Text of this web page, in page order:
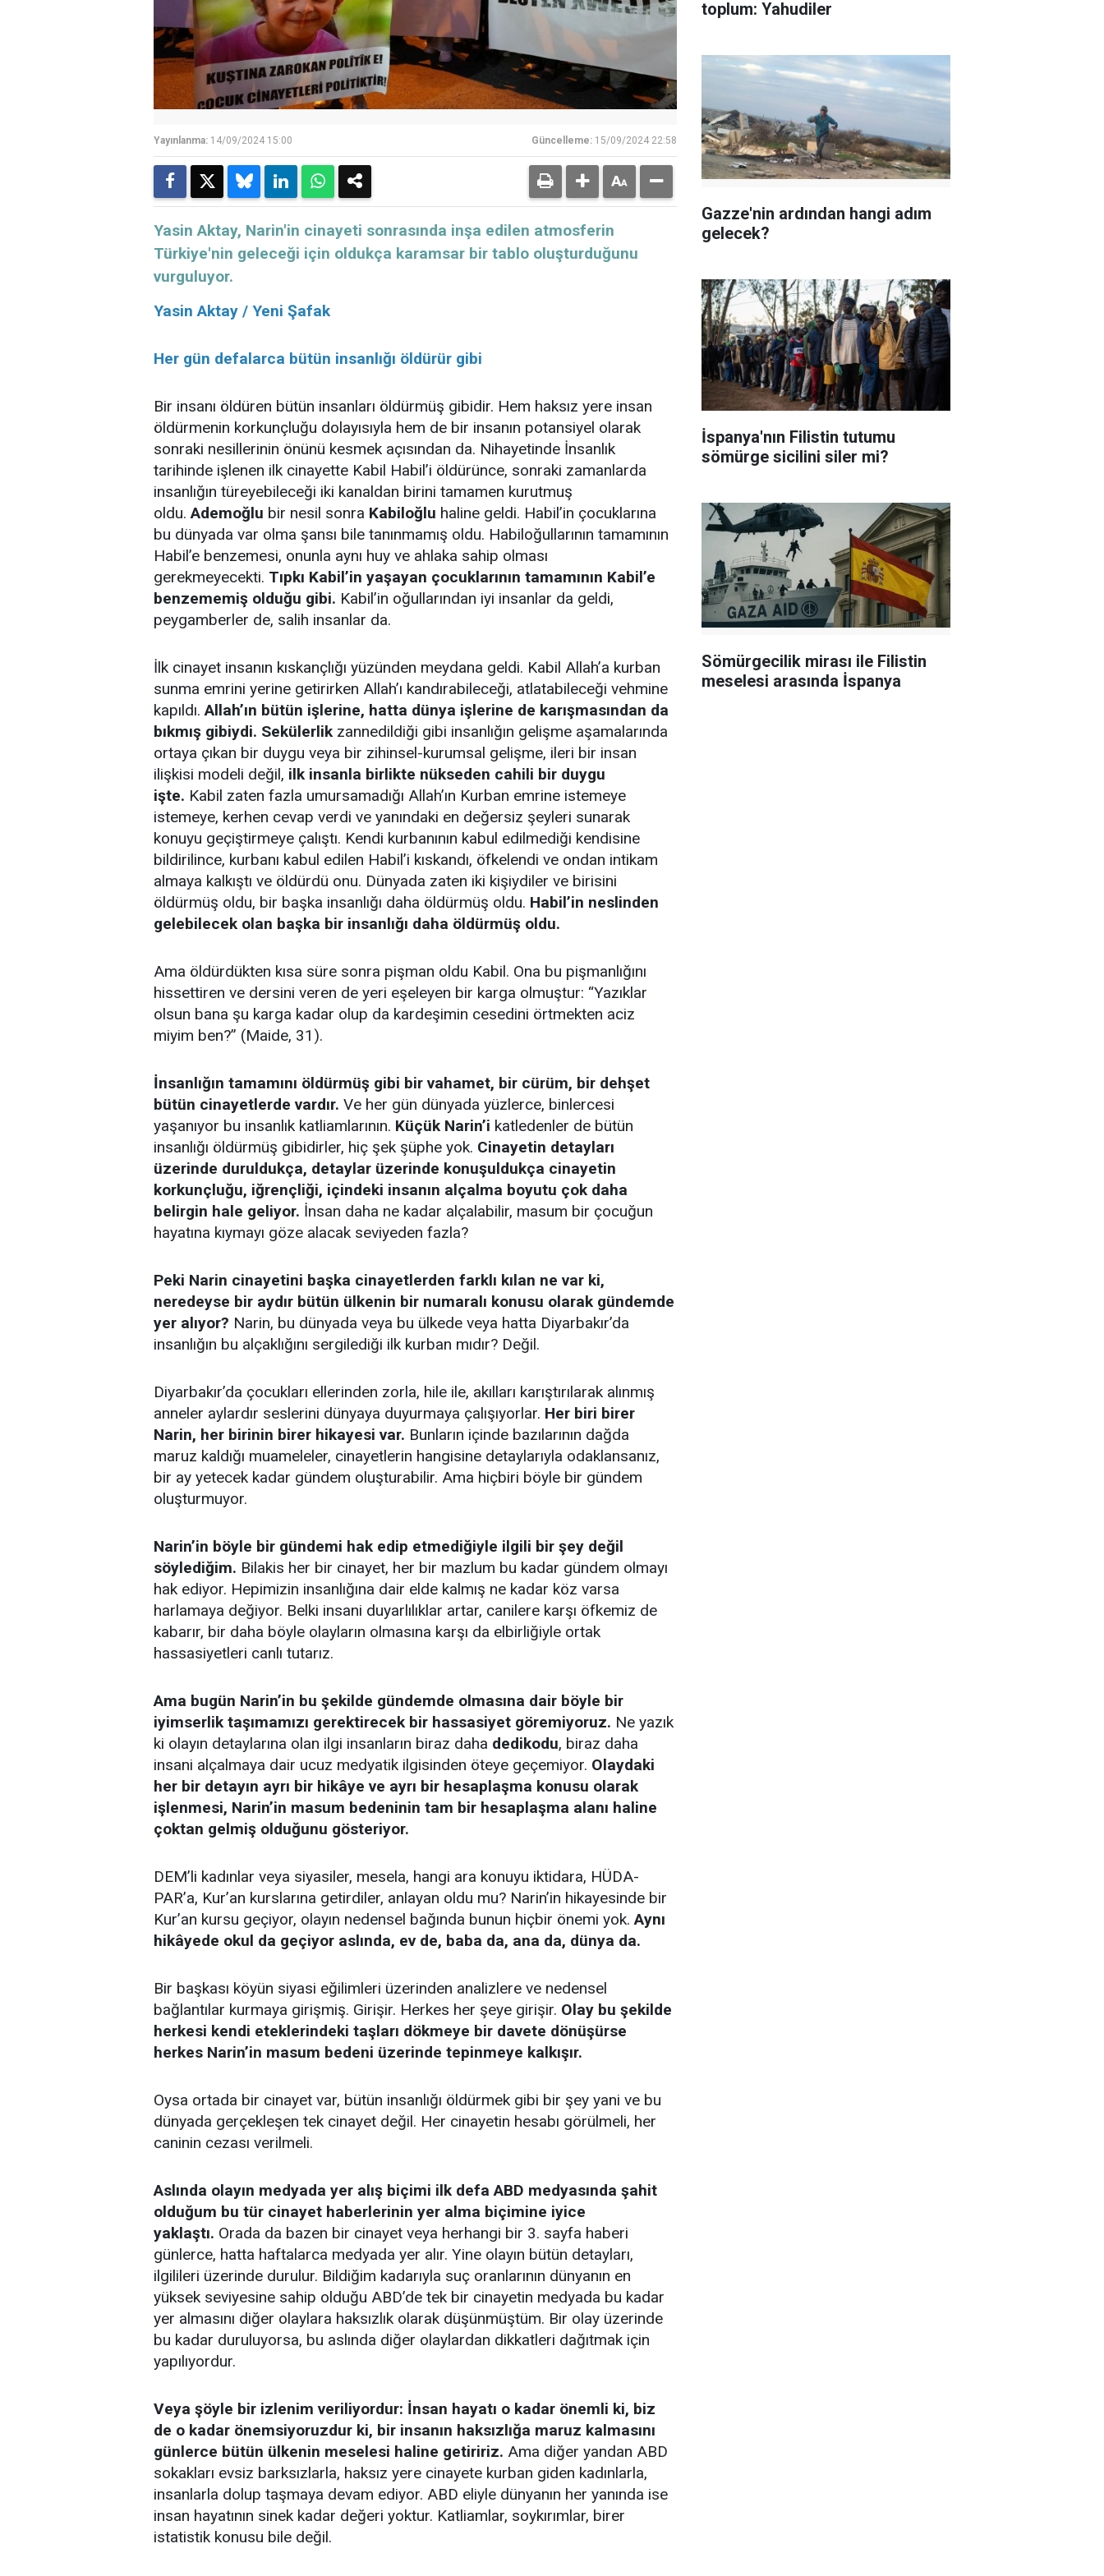
Yayınlanma: 14/09/2024 15:00 Güncelleme: 15/09/2024 22:58
Yasin Aktay, Narin'in cinayeti sonrasında inşa edilen atmosferin
Türkiye'nin geleceği için oldukça karamsar bir tablo oluşturduğunu
vurguluyor.
Yasin Aktay / Yeni Şafak
Her gün defalarca bütün insanlığı öldürür gibi
Bir insanı öldüren bütün insanları öldürmüş gibidir. Hem haksız yere insan
öldürmenin korkunçluğu dolayısıyla hem de bir insanın potansiyel olarak
sonraki nesillerinin önünü kesmek açısından da. Nihayetinde İnsanlık
tarihinde işlenen ilk cinayette Kabil Habil’i öldürünce, sonraki zamanlarda
insanlığın türeyebileceği iki kanaldan birini tamamen kurutmuş
oldu.Ademoğlu bir nesil sonra Kabiloğlu haline geldi. Habil’in çocuklarına
bu dünyada var olma şansı bile tanınmamış oldu. Habiloğullarının tamamının
Habil’e benzemesi, onunla aynı huy ve ahlaka sahip olması
gerekmeyecekti. Tıpkı Kabil’in yaşayan çocuklarının tamamının Kabil’e
benzememiş olduğu gibi. Kabil’in oğullarından iyi insanlar da geldi,
peygamberler de, salih insanlar da.
İlk cinayet insanın kıskançlığı yüzünden meydana geldi. Kabil Allah’a kurban
sunma emrini yerine getirirken Allah’ı kandırabileceği, atlatabileceği vehmine
kapıldı. Allah’ın bütün işlerine, hatta dünya işlerine de karışmasından da
bıkmış gibiydi. Sekülerlikzannedildiği gibi insanlığın gelişme aşamalarında
ortaya çıkan bir duygu veya bir zihinsel-kurumsal gelişme, ileri bir insan
ilişkisi modeli değil, ilk insanla birlikte nükseden cahili bir duygu
işte. Kabil zaten fazla umursamadığı Allah’ın Kurban emrine istemeye
istemeye, kerhen cevap verdi ve yanındaki en değersiz şeyleri sunarak
konuyu geçiştirmeye çalıştı. Kendi kurbanının kabul edilmediği kendisine
bildirilince, kurbanı kabul edilen Habil’i kıskandı, öfkelendi ve ondan intikam
almaya kalkıştı ve öldürdü onu. Dünyada zaten iki kişiydiler ve birisini
öldürmüş oldu, bir başka insanlığı daha öldürmüş oldu. Habil’in neslinden
gelebilecek olan başka bir insanlığı daha öldürmüş oldu.
Ama öldürdükten kısa süre sonra pişman oldu Kabil. Ona bu pişmanlığını
hissettiren ve dersini veren de yeri eşeleyen bir karga olmuştur: “Yazıklar
olsun bana şu karga kadar olup da kardeşimin cesedini örtmekten aciz
miyim ben?” (Maide, 31).
İnsanlığın tamamını öldürmüş gibi bir vahamet, bir cürüm, bir dehşet
bütün cinayetlerde vardır. Ve her gün dünyada yüzlerce, binlercesi
yaşanıyor bu insanlık katliamlarının. Küçük Narin’i katledenler de bütün
insanlığı öldürmüş gibidirler, hiç şek şüphe yok. Cinayetin detayları
üzerinde duruldukça, detaylar üzerinde konuşuldukça cinayetin
korkunçluğu, iğrençliği, içindeki insanın alçalma boyutu çok daha
belirgin hale geliyor. İnsan daha ne kadar alçalabilir, masum bir çocuğun
hayatına kıymayı göze alacak seviyeden fazla?
Peki Narin cinayetini başka cinayetlerden farklı kılan ne var ki,
neredeyse bir aydır bütün ülkenin bir numaralı konusu olarak gündemde
yer alıyor? Narin, bu dünyada veya bu ülkede veya hatta Diyarbakır’da
insanlığın bu alçaklığını sergilediği ilk kurban mıdır? Değil.
Diyarbakır’da çocukları ellerinden zorla, hile ile, akılları karıştırılarak alınmış
anneler aylardır seslerini dünyaya duyurmaya çalışıyorlar. Her biri birer
Narin, her birinin birer hikayesi var. Bunların içinde bazılarının dağda
maruz kaldığı muameleler, cinayetlerin hangisine detaylarıyla odaklansanız,
bir ay yetecek kadar gündem oluşturabilir. Ama hiçbiri böyle bir gündem
oluşturmuyor.
Narin’in böyle bir gündemi hak edip etmediğiyle ilgili bir şey değil
söylediğim. Bilakis her bir cinayet, her bir mazlum bu kadar gündem olmayı
hak ediyor. Hepimizin insanlığına dair elde kalmış ne kadar köz varsa
harlamaya değiyor. Belki insani duyarlılıklar artar, canilere karşı öfkemiz de
kabarır, bir daha böyle olayların olmasına karşı da elbirliğiyle ortak
hassasiyetleri canlı tutarız.
Ama bugün Narin’in bu şekilde gündemde olmasına dair böyle bir
iyimserlik taşımamızı gerektirecek bir hassasiyet göremiyoruz. Ne yazık
ki olayın detaylarına olan ilgi insanların biraz daha dedikodu, biraz daha
insani alçalmaya dair ucuz medyatik ilgisinden öteye geçemiyor. Olaydaki
her bir detayın ayrı bir hikâye ve ayrı bir hesaplaşma konusu olarak
işlenmesi, Narin’in masum bedeninin tam bir hesaplaşma alanı haline
çoktan gelmiş olduğunu gösteriyor.
DEM’li kadınlar veya siyasiler, mesela, hangi ara konuyu iktidara, HÜDA-
PAR’a, Kur’an kurslarına getirdiler, anlayan oldu mu? Narin’in hikayesinde bir
Kur’an kursu geçiyor, olayın nedensel bağında bunun hiçbir önemi yok.Aynı
hikâyede okul da geçiyor aslında, ev de, baba da, ana da, dünya da.
Bir başkası köyün siyasi eğilimleri üzerinden analizlere ve nedensel
bağlantılar kurmaya girişmiş. Girişir. Herkes her şeye girişir. Olay bu şekilde
herkesi kendi eteklerindeki taşları dökmeye bir davete dönüşürse
herkes Narin’in masum bedeni üzerinde tepinmeye kalkışır.
Oysa ortada bir cinayet var, bütün insanlığı öldürmek gibi bir şey yani ve bu
dünyada gerçekleşen tek cinayet değil. Her cinayetin hesabı görülmeli, her
caninin cezası verilmeli.
Aslında olayın medyada yer alış biçimi ilk defa ABD medyasında şahit
olduğum bu tür cinayet haberlerinin yer alma biçimine iyice
yaklaştı. Orada da bazen bir cinayet veya herhangi bir 3. sayfa haberi
günlerce, hatta haftalarca medyada yer alır. Yine olayın bütün detayları,
ilgilileri üzerinde durulur. Bildiğim kadarıyla suç oranlarının dünyanın en
yüksek seviyesine sahip olduğu ABD’de tek bir cinayetin medyada bu kadar
yer almasını diğer olaylara haksızlık olarak düşünmüştüm. Bir olay üzerinde
bu kadar duruluyorsa, bu aslında diğer olaylardan dikkatleri dağıtmak için
yapılıyordur.
Veya şöyle bir izlenim veriliyordur: İnsan hayatı o kadar önemli ki, biz
de o kadar önemsiyoruzdur ki, bir insanın haksızlığa maruz kalmasını
günlerce bütün ülkenin meselesi haline getiririz. Ama diğer yandan ABD
sokakları evsiz barksızlarla, haksız yere cinayete kurban giden kadınlarla,
insanlarla dolup taşmaya devam ediyor. ABD eliyle dünyanın her yanında ise
insan hayatının sinek kadar değeri yoktur. Katliamlar, soykırımlar, birer
istatistik konusu bile değil.
toplum: Yahudiler
Gazze'nin ardından hangi adım
gelecek?
İspanya'nın Filistin tutumu
sömürge sicilini siler mi?
Sömürgecilik mirası ile Filistin
meselesi arasında İspanya